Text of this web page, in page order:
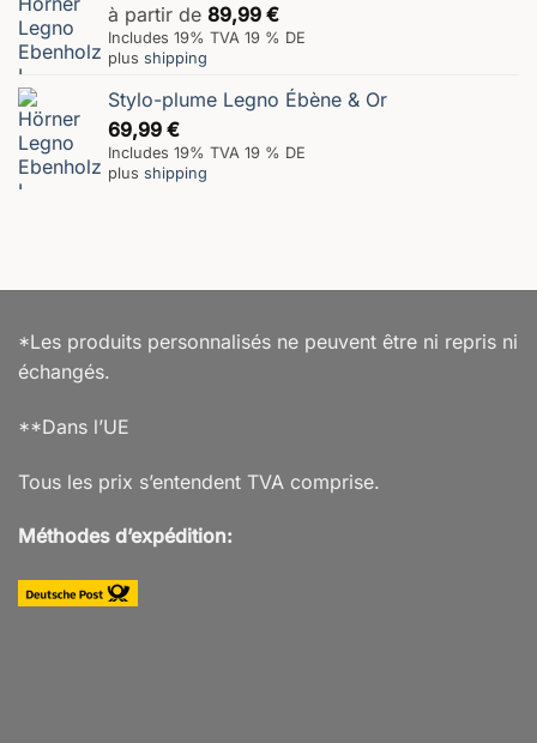
à partir de 89,99 €
Includes 19% TVA 19 % DE
plus shipping
Stylo-plume Legno Ébène & Or
69,99 €
Includes 19% TVA 19 % DE
plus shipping
*Les produits personnalisés ne peuvent être ni repris ni
échangés.
**Dans l’UE
Tous les prix s’entendent TVA comprise.
Méthodes d’expédition: